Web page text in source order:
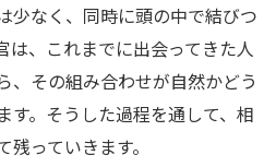
少なく、同時に頭の中で結びつ
は、これまでに出会ってきた人
、その組み合わせが自然かどう
す。そうした過程を通して、相
っていきます。